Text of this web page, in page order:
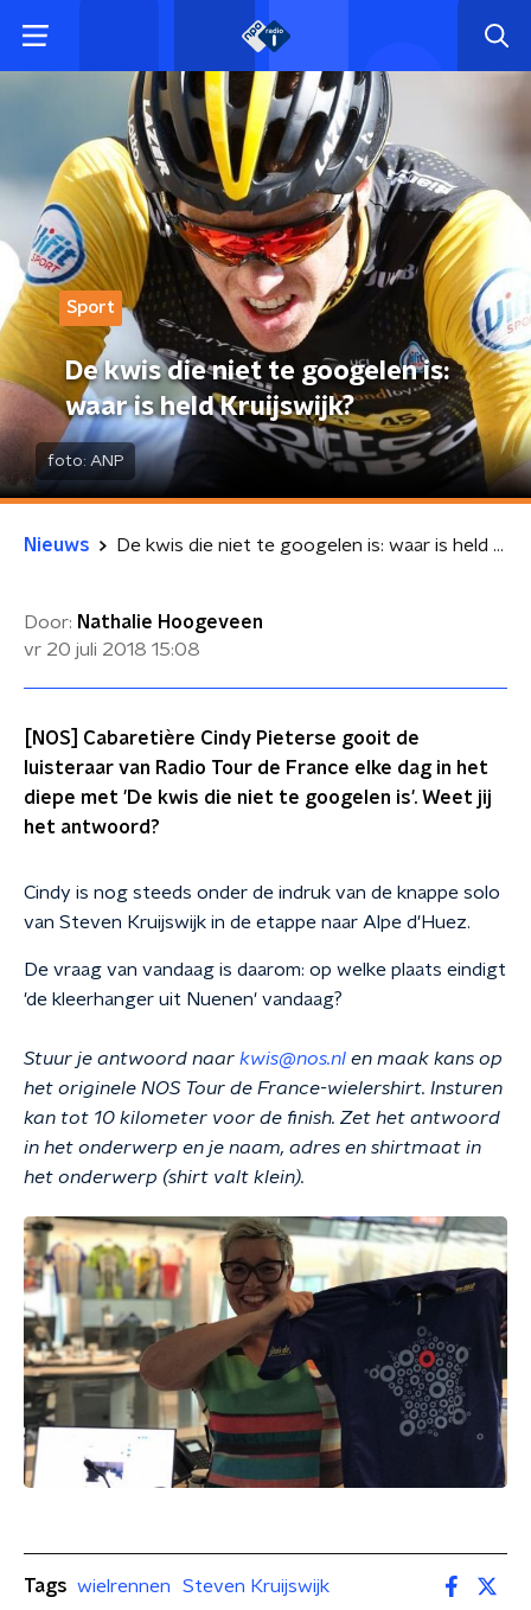
Sport
De kwis die niet te googelen is:
waar is held Kruijswijk?
foto: ANP
Nieuws De kwis die niet te googelen is: waar is held Kruijswijk?
Door: Nathalie Hoogeveen
vr 20 juli 2018 15:08
[NOS] Cabaretière Cindy Pieterse gooit de
luisteraar van Radio Tour de France elke dag in het
diepe met 'De kwis die niet te googelen is'. Weet jij
het antwoord?
Cindy is nog steeds onder de indruk van de knappe solo
van Steven Kruijswijk in de etappe naar Alpe d'Huez.
De vraag van vandaag is daarom: op welke plaats eindigt
'de kleerhanger uit Nuenen' vandaag?
Stuur je antwoord naar kwis@nos.nl en maak kans op
het originele NOS Tour de France-wielershirt. Insturen
kan tot 10 kilometer voor de finish. Zet het antwoord
in het onderwerp en je naam, adres en shirtmaat in
het onderwerp (shirt valt klein).
Tags wielrennen
Steven Kruijswijk